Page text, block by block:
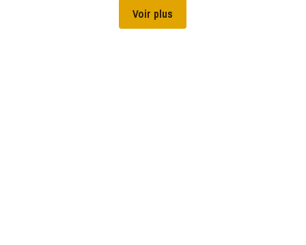
Voir plus